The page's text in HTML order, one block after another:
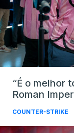
“É o melhor
Roman
COUNTER-STRIKE